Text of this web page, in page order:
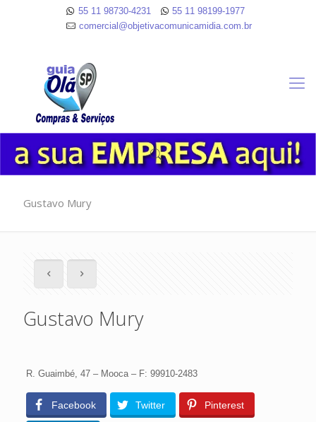
55 11 98730-4231
55 11 98199-1977
comercial@objetivacomunicamidia.com.br
Gustavo Mury
Gustavo Mury
R. Guaimbé, 47 – Mooca – F: 99910-2483
Facebook Twitter Pinterest